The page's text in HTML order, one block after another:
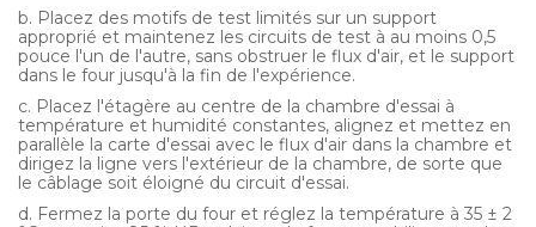
b. Placez des motifs de test limités sur un support
approprié et maintenez les circuits de test à au moins 0,5
pouce l'un de l'autre, sans obstruer le flux d'air, et le support
dans le four jusqu'à la fin de l'expérience.
c. Placez l'étagère au centre de la chambre d'essai à
température et humidité constantes, alignez et mettez en
parallèle la carte d'essai avec le flux d'air dans la chambre et
dirigez la ligne vers l'extérieur de la chambre, de sorte que
le câblage soit éloigné du circuit d'essai.
d. Fermez la porte du four et réglez la température à 35 ± 2